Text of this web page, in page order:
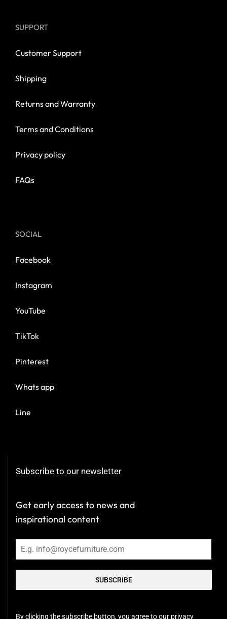
SUPPORT
Customer Support
Shipping
Returns and Warranty
Terms and Conditions
Privacy policy
FAQs
SOCIAL
Facebook
Instagram
YouTube
TikTok
Pinterest
Whats app
Line
Subscribe to our newsletter
Get early access to news and
inspirational content
SUBSCRIBE
By clicking the subscribe button, you agree to our privacy